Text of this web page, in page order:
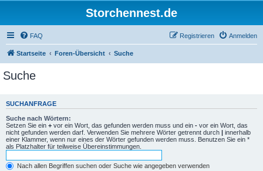
Storchennest.de
FAQ Anmelden
Registrieren
Startseite Foren-Übersicht Suche
Suche
SUCHANFRAGE
Suche nach Wörtern:
Setzen Sie ein + vor ein Wort, das gefunden werden muss und ein - vor ein Wort, das
nicht gefunden werden darf. Verwenden Sie mehrere Wörter getrennt durch | innerhalb
einer Klammer, wenn nur eines der Wörter gefunden werden muss. Benutzen Sie ein *
als Platzhalter für teilweise Übereinstimmungen.
Nach allen Begriffen suchen oder Suche wie angegeben verwenden